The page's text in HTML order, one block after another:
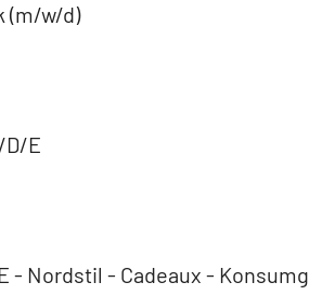
(m/w/d)
E
- Nordstil - Cadeaux -